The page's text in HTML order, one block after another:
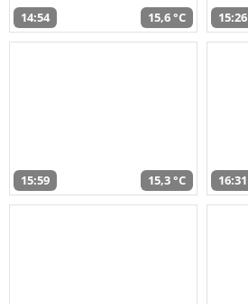
14:54 15,6 °C 15:26
15:59 15,3 °C 16:31